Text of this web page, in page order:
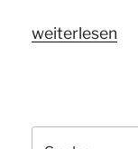
„Ihr
und
weiterlesen